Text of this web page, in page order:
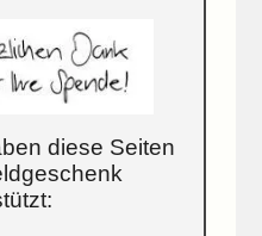
diese Seiten